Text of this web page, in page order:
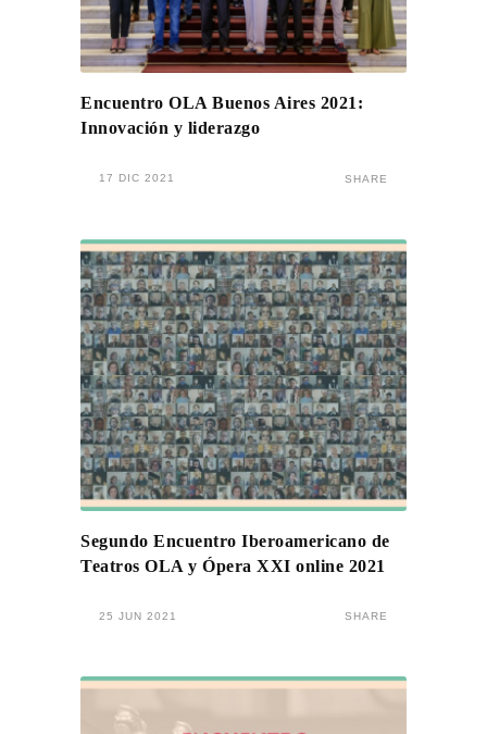
Encuentro OLA Buenos Aires 2021:
Innovación y liderazgo
17 DIC 2021 SHARE
Segundo Encuentro Iberoamericano de
Teatros OLA y Ópera XXI online 2021
25 JUN 2021 SHARE